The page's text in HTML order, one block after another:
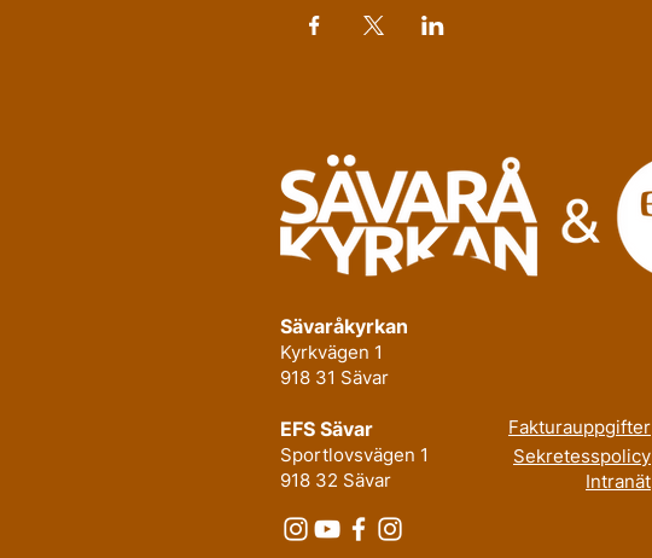
Sävaråkyrkan
Kyrkvägen 1
918 31 Sävar
EFS Sävar
Sportlovsvägen 1
918 32 Sävar
Intranät
Fakturauppgifter
Sekretesspolicy